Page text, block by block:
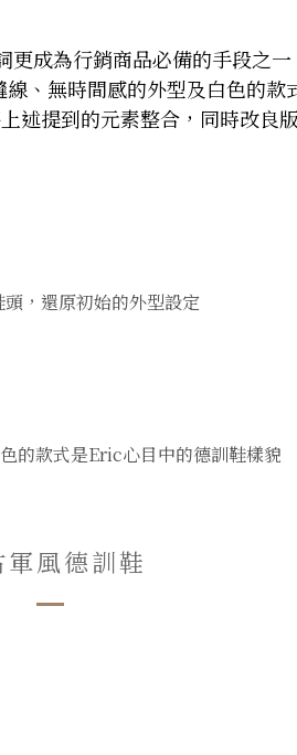
成為行銷商品必備的手段之
、無時間感的外型及白色的
提到的元素整合，同時改良
，還原初始的外型設定
的款式是Eric心目中的德訓鞋樣貌
軍風德訓鞋